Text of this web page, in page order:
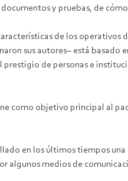
y pruebas, de
de los operativos
sus autores– está basado
prestigio de personas e
como objetivo principal al
en los últimos tiempos
algunos medios de